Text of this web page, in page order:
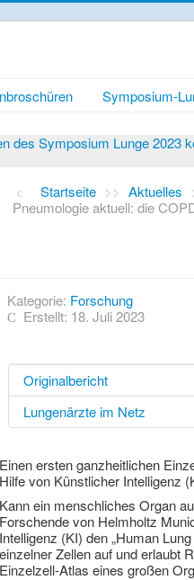
Symposium-
des Symposium Lunge 2023
Startseite >> Aktuelles
Pneumologie aktuell: die
Kategorie: Forschung
Erstellt: 18. Juli 2023
Originalbericht
Lungenärzte im Netz
Einen ersten ganzheitlichen
Hilfe von Künstlicher Intelligenz
Kann ein menschliches Organ
Forschende von Helmholtz
Intelligenz (KI) den „Human
einzelner Zellen auf und erlaubt
Einzelzell-Atlas eines großen